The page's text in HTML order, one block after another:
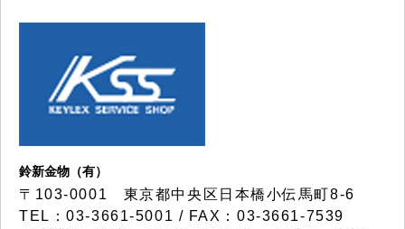
鈴新金物（有）
〒103-0001 東京都中央区日本橋小伝馬町8-6
TEL：03-3661-5001 / FAX：03-3661-7539